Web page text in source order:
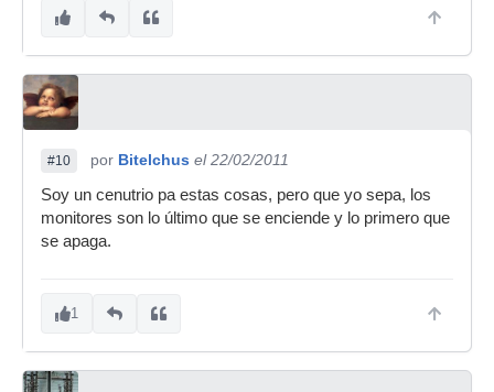
#10 por Bitelchus el 22/02/2011
Soy un cenutrio pa estas cosas, pero que yo sepa, los
monitores son lo último que se enciende y lo primero que
se apaga.
1